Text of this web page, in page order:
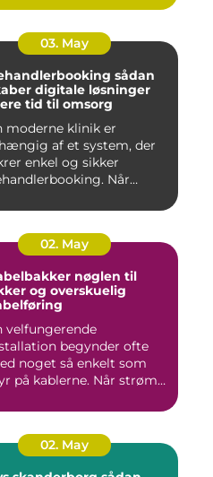
03. May
sådan
digitale løsninger
tid til omsorg
moderne klinik er
af et system, der
enkel og sikker
Når
02. May
nøglen til
og overskuelig
velfungerende
begynder ofte
noget så enkelt som
på kablerne. Når strøm-,
02. May